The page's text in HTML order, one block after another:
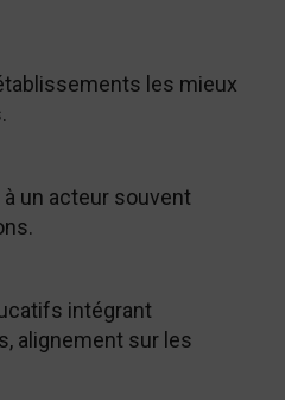
les mieux
un acteur souvent
intégrant
alignement sur les